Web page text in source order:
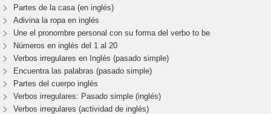
Partes de la casa (en inglés)
Adivina la ropa en inglés
Une el pronombre personal con su forma del verbo to be
Números en inglés del 1 al 20
Verbos irregulares en Inglés (pasado simple)
Encuentra las palabras (pasado simple)
Partes del cuerpo inglés
Verbos irregulares: Pasado simple (inglés)
Verbos irregulares (actividad de inglés)